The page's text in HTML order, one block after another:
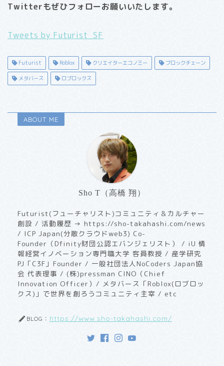
Twitterもぜひフォローお願いいたします。
Tweets by Futurist_SF
Futurist Roblox クリエイターエコノミー ブロックチェーン
メタバース ロブロックス
ABOUT ME
Sho T（高橋 翔）
Futurist(フューチャリスト)コミュニティ＆カルチャー
創設 / 活動履歴 → https://sho-takahashi.com/news
/ ICP Japan(分散クラウドweb3) Co-
Founder（Dfinity財団公認エバンジェリスト） / iU 情
報経営イノベーション専門職大学 客員教授 / ​産学研究
PJ「C3F」Founder / 一般社団法人NoCoders Japan協
会 代表理事 / (株)pressman CINO（Chief
Innovation Officer）/ メタバース「Roblox(ロブロッ
クス)」で世界を創ろうコミュニティ主宰 / etc
BLOG： https://www.sho-takahashi.com/